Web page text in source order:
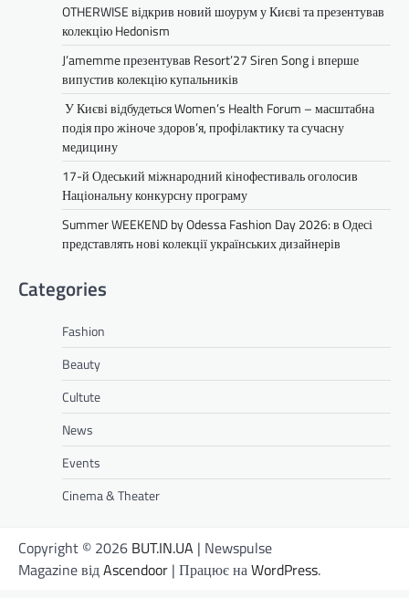
OTHERWISE відкрив новий шоурум у Києві та презентував
колекцію Hedonism
J’amemme презентував Resort’27 Siren Song і вперше
випустив колекцію купальників
У Києві відбудеться Women’s Health Forum – масштабна
подія про жіноче здоров’я, профілактику та сучасну
медицину
17-й Одеський міжнародний кінофестиваль оголосив
Національну конкурсну програму
Summer WEEKEND by Odessa Fashion Day 2026: в Одесі
представлять нові колекції українських дизайнерів
Categories
Fashion
Beauty
Cultute
News
Events
Cinema & Theater
Copyright © 2026 BUT.IN.UA | Newspulse
Magazine відAscendoor | Працює наWordPress.